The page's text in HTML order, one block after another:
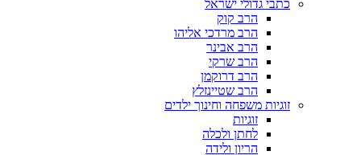
כתבי גדולי ישראל
הרב קוק
הרב מרדכי אליהו
הרב אבינר
הרב שרקי
הרב דרוקמן
הרב שטיינזלץ
זוגיות משפחה וחינוך ילדים
זוגיות
לחתן ולכלה
הריון ולידה